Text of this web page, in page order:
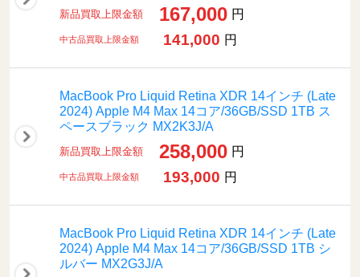
新品買取上限金額 167,000 円
中古品買取上限金額 141,000 円
MacBook Pro Liquid Retina XDR 14インチ (Late
2024) Apple M4 Max 14コア/36GB/SSD 1TB ス
ペースブラック MX2K3J/A
新品買取上限金額 258,000 円
中古品買取上限金額 193,000 円
MacBook Pro Liquid Retina XDR 14インチ (Late
2024) Apple M4 Max 14コア/36GB/SSD 1TB シ
ルバー MX2G3J/A